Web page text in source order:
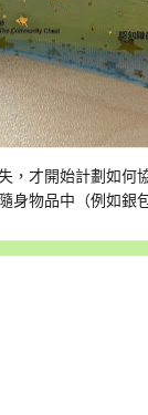
，才開始計劃如
身物品中（例如銀